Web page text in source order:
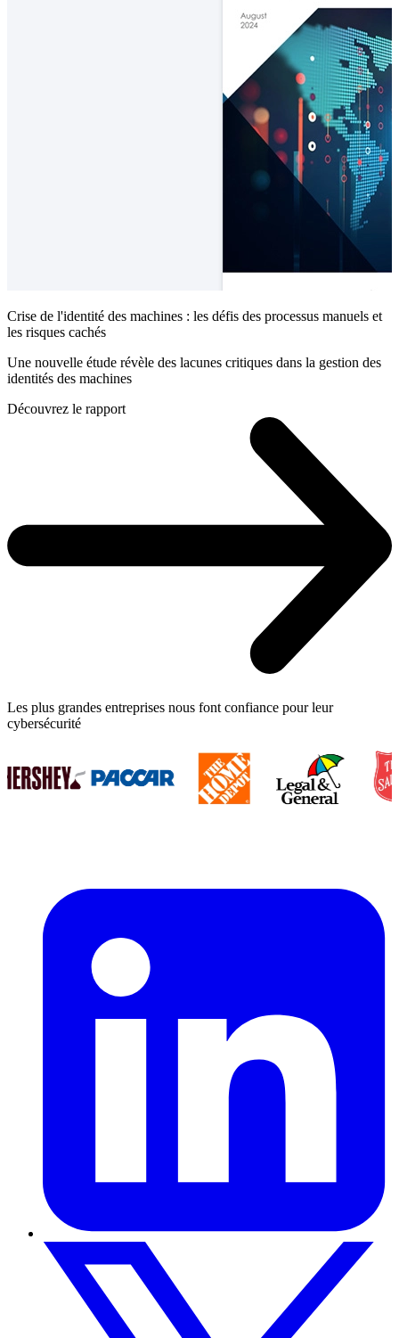
Crise de l'identité des machines : les défis des processus manuels et
les risques cachés
Une nouvelle étude révèle des lacunes critiques dans la gestion des
identités des machines
Découvrez le rapport
Les plus grandes entreprises nous font confiance pour leur
cybersécurité